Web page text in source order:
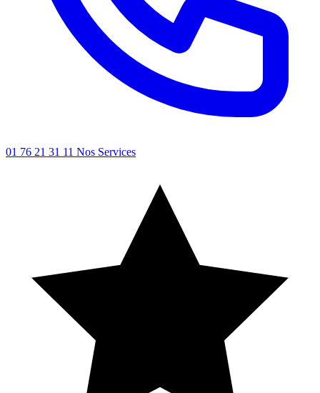
01 76 21 31 11 Nos Services